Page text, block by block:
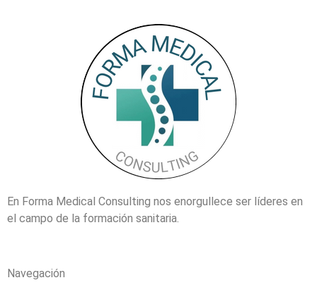
En Forma Medical Consulting nos enorgullece ser líderes en
el campo de la formación sanitaria.
Navegación